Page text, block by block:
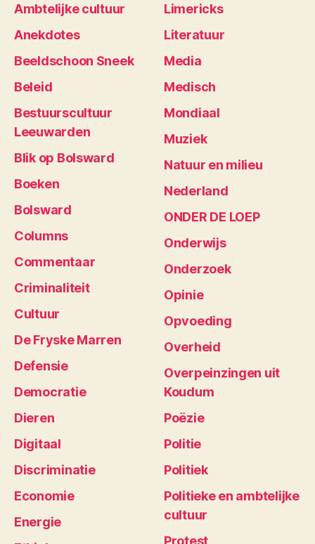
Ambtelijke cultuur
Anekdotes
Beeldschoon Sneek
Beleid
Bestuurscultuur
Leeuwarden
Blik op Bolsward
Boeken
Bolsward
Columns
Commentaar
Criminaliteit
Cultuur
De Fryske Marren
Defensie
Democratie
Dieren
Digitaal
Discriminatie
Economie
Energie
Limericks
Literatuur
Media
Medisch
Mondiaal
Muziek
Natuur en milieu
Nederland
ONDER DE LOEP
Onderwijs
Onderzoek
Opinie
Opvoeding
Overheid
Overpeinzingen uit
Koudum
Poëzie
Politie
Politiek
Politieke en ambtelijke
cultuur
Protest